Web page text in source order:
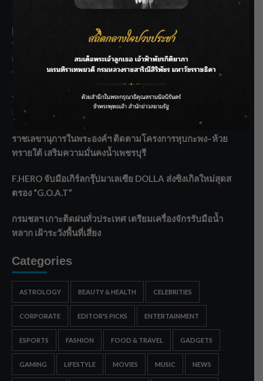
Recent Posts
กรมชลฯ รับฟังประชาชน ติดตามแก้ปัญหาโครงการประตู
ระบายน้ำศรีสองรักฯ
‘แมน การิน’ แชร์ความเชื่อชวนคิด! “อยากกินอะไรหลังจาก
ลาโลกนี้ ให้ใส่บาตรสิ่งนั้นไว้ตอนยังมีชีวิต”
ราชเลขานุการในพระองค์ฯ ติดตามโครงการหุบกะพง–ห้วย
ทรายใต้ เสริมความมั่นคงน้ำเพชรบุรี
F.HERO จับมือเกิร์ลกรุ๊ปมาเลเซีย DOLLA ส่งซิงเกิลใหม่สุดส
ตรอง “G.O.A.T”
กรมชลฯ เกาะติดฝนทั่วประเทศ เตรียมเครื่องจักรรับมือน้ำ
หลาก เฝ้าระวังพื้นที่เสี่ยง
Categories
ASTROLOGY BEAUTY & HEALTH CELEBRITIES
CORPORATE EDITOR'S PICKS ENTERTAINMENT
ESPORTS FASHION FOOD & TRAVEL GADGETS
GAMING LIFESTYLE MOVIES MUSIC NEWS